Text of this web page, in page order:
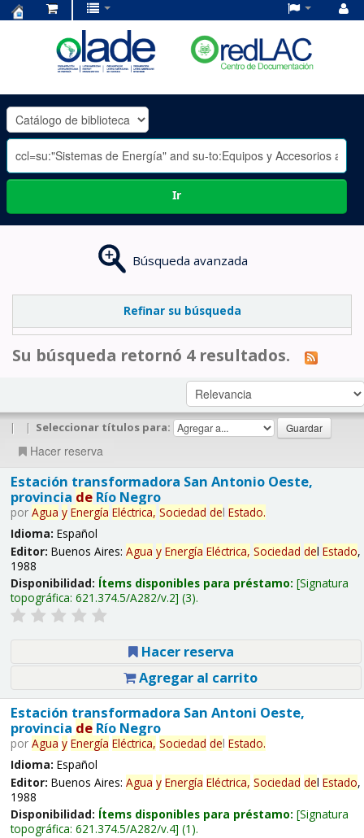
OLADE
-
Ir
Búsqueda avanzada
Refinar su búsqueda
Su búsqueda retornó 4 resultados.
| | Seleccionar títulos para:
Hacer reserva
Estación transformadora San Antonio Oeste,
provincia deRío Negro
por Agua y Energía Eléctrica, Sociedad del Estado.
Idioma: Español
Editor: Buenos Aires: Agua y Energía Eléctrica, Sociedad del Estado,
1988
Disponibilidad: Ítems disponibles para préstamo: Signatura
topográfica: 621.374.5/A282/v.2 (3).
Hacer reserva
Agregar al carrito
Estación transformadora San Antoni Oeste,
provincia deRío Negro
por Agua y Energía Eléctrica, Sociedad del Estado.
Idioma: Español
Editor: Buenos Aires: Agua y Energía Eléctrica, Sociedad del Estado,
1988
Disponibilidad: Ítems disponibles para préstamo: Signatura
topográfica: 621.374.5/A282/v.4 (1).